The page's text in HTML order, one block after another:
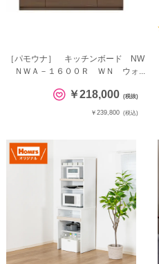
［パモウナ］ キッチンボード NW
ＮＷＡ－１６００Ｒ ＷＮ ウォ...
￥218,000 (税抜)
￥239,800 (税込)